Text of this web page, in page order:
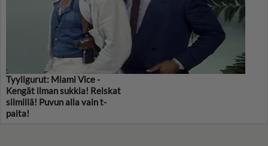
Tyyligurut: Miami Vice -
Kengät ilman sukkia! Reiskat
silmillä! Puvun alla vain t-
paita!